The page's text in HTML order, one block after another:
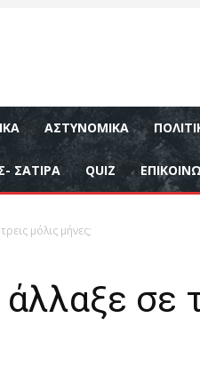
ΑΣΤΥΝΟΜΙΚΆ
ΣΑΤΙΡΑ QUIZ
μόλις μήνες;
σε